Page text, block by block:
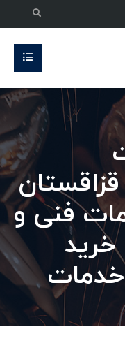
فنی و
خدمات